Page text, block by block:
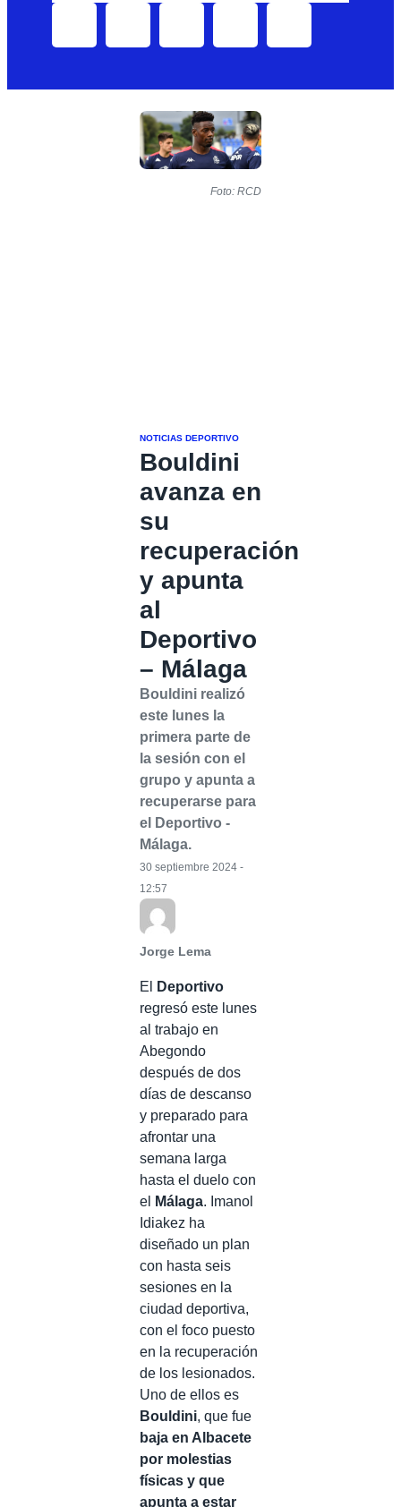
Foto: RCD
NOTICIAS DEPORTIVO
Bouldini
avanza en
su
recuperación
y apunta
al
Deportivo
– Málaga
Bouldini realizó
este lunes la
primera parte de
la sesión con el
grupo y apunta a
recuperarse para
el Deportivo -
Málaga.
Jorge Lema
30 septiembre 2024 -
12:57
El
Deportivo
regresó este lunes
al trabajo en
Abegondo
después de dos
días de descanso
y preparado para
afrontar una
semana larga
hasta el duelo con
el
Málaga. Imanol
Idiakez ha
diseñado un plan
con hasta seis
sesiones en la
ciudad deportiva,
con el foco puesto
en la recuperación
de los lesionados.
Uno de ellos es
Bouldini, que fue
baja en Albacete
por molestias
físicas y que
apunta a estar